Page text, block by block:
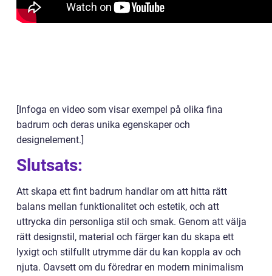
[Infoga en video som visar exempel på olika fina
badrum och deras unika egenskaper och
designelement.]
Slutsats:
Att skapa ett fint badrum handlar om att hitta rätt
balans mellan funktionalitet och estetik, och att
uttrycka din personliga stil och smak. Genom att välja
rätt designstil, material och färger kan du skapa ett
lyxigt och stilfullt utrymme där du kan koppla av och
njuta. Oavsett om du föredrar en modern minimalism